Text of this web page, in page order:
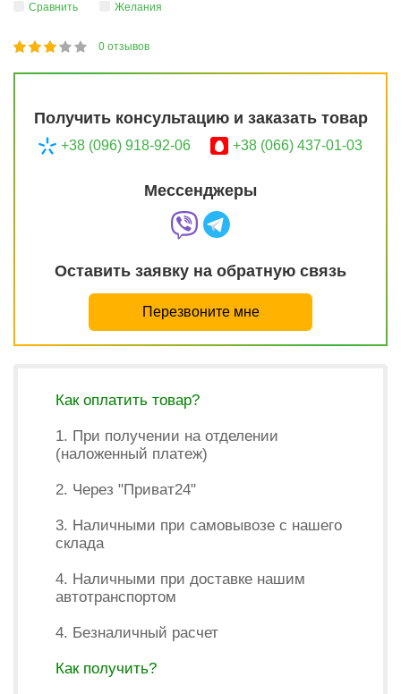
Сравнить Желания
60
1
2
3
4
5 0 отзывов
Получить консультацию и заказать товар
+38 (096) 918-92-06 +38 (066) 437-01-03
Мессенджеры
Оставить заявку на обратную связь
Перезвоните мне
Как оплатить товар?
1. При получении на отделении
(наложенный платеж)
2. Через "Приват24"
3. Наличными при самовывозе с нашего
склада
4. Наличными при доставке нашим
автотранспортом
4. Безналичный расчет
Как получить?